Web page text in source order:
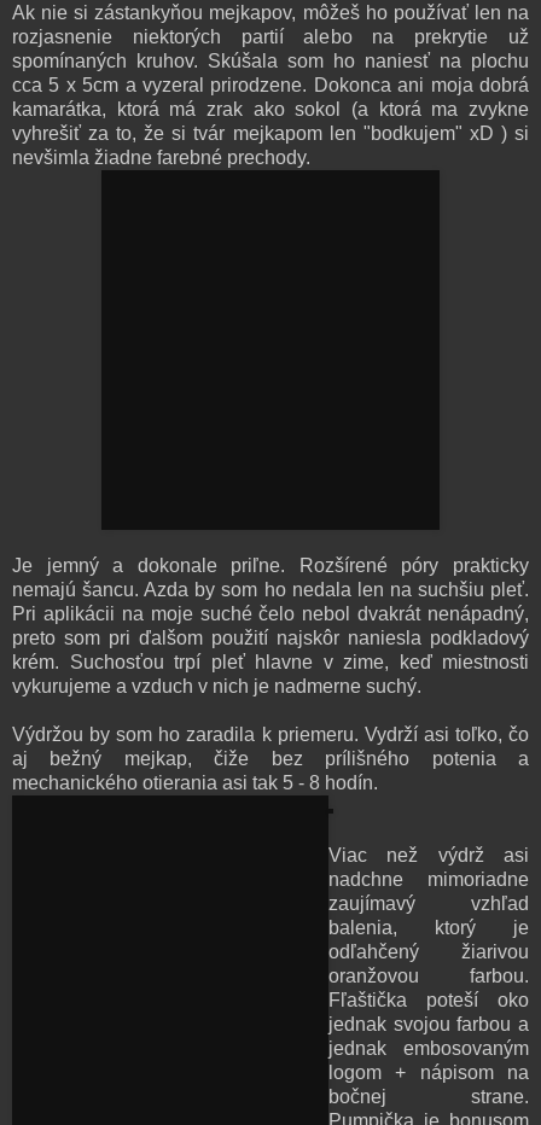
Ak nie si zástankyňou mejkapov, môžeš ho používať len na
rozjasnenie niektorých partií alebo na prekrytie už
spomínaných kruhov. Skúšala som ho naniesť na plochu
cca 5 x 5cm a vyzeral prirodzene. Dokonca ani moja dobrá
kamarátka, ktorá má zrak ako sokol (a ktorá ma zvykne
vyhrešiť za to, že si tvár mejkapom len "bodkujem" xD ) si
nevšimla žiadne farebné prechody.
Je jemný a dokonale priľne. Rozšírené póry prakticky
nemajú šancu. Azda by som ho nedala len na suchšiu pleť.
Pri aplikácii na moje suché čelo nebol dvakrát nenápadný,
preto som pri ďalšom použití najskôr naniesla podkladový
krém. Suchosťou trpí pleť hlavne v zime, keď miestnosti
vykurujeme a vzduch v nich je nadmerne suchý.
Výdržou by som ho zaradila k priemeru. Vydrží asi toľko, čo
aj bežný mejkap, čiže bez prílišného potenia a
mechanického otierania asi tak 5 - 8 hodín.
Viac než výdrž asi
nadchne mimoriadne
zaujímavý vzhľad
balenia, ktorý je
odľahčený žiarivou
oranžovou farbou.
Fľaštička poteší oko
jednak svojou farbou a
jednak embosovaným
logom + nápisom na
bočnej strane.